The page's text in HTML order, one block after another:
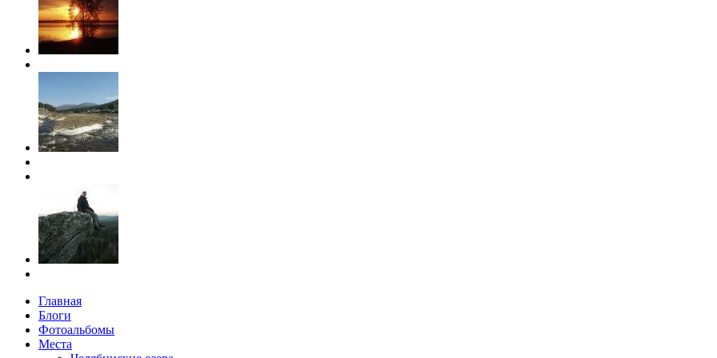
Главная
Блоги
Фотоальбомы
Места